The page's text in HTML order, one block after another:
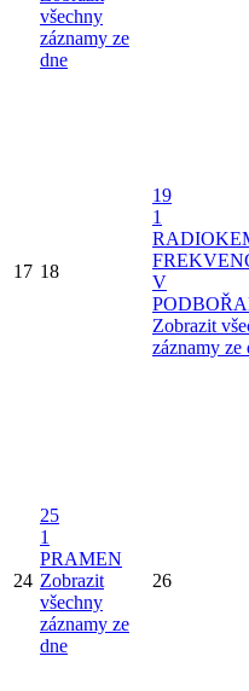
všechny
záznamy ze
dne
17 18
19
1
V
Zobrazit
záznamy ze
24
25
1
PRAMEN
Zobrazit
všechny
záznamy ze
dne
26